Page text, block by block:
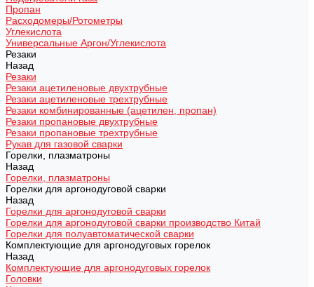
Пропан
Расходомеры/Ротометры
Углекислота
Универсальные Аргон/Углекислота
Резаки
Назад
Резаки
Резаки ацетиленовые двухтрубные
Резаки ацетиленовые трехтрубные
Резаки комбинированные (ацетилен, пропан)
Резаки пропановые двухтрубные
Резаки пропановые трехтрубные
Рукав для газовой сварки
Горелки, плазматроны
Назад
Горелки, плазматроны
Горелки для аргонодуговой сварки
Назад
Горелки для аргонодуговой сварки
Горелки для аргонодуговой сварки производство Китай
Горелки для полуавтоматической сварки
Комплектующие для аргонодуговых горелок
Назад
Комплектующие для аргонодуговых горелок
Головки